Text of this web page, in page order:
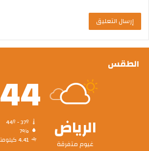
الطقس
الرياض
غيوم متفرقة
44
7%
4.41 كيلومتر/ساعة